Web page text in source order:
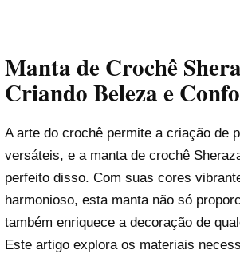
Manta de Crochê
Criando Beleza e
A arte do crochê permite a criação de
versáteis, e a manta de crochê
perfeito disso. Com suas cores
harmonioso, esta manta não só
também enriquece a decoração de
Este artigo explora os materiais